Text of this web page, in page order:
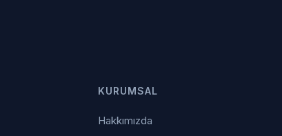
KURUMSAL
Hakkımızda